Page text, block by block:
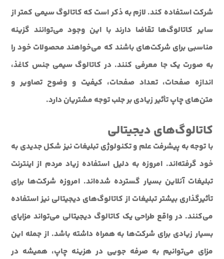
شرکت استفاده کند. لازم به ذکر است که کاتالوگ سیمی کمتر از
سایر کاتالوگ‌ها تقاضا دارند با این وجود می‌توانند گزینه
مناسبی برای شرکت‌های باشند که می‌خواهند محصولات خود را
به صورت یک جا معرفی کنند. در کاتالوگ سیمی جنس کاغذ،
اندازه صفحات، تعداد صفحات، کیفیت و وضوح تصاویر و
متن‌های چاپ تأثیر زیادی بر جلب توجه مشتریان دارد.
کاتالوگ‌های دیجیتالی
با توجه به پیشرفت علم و تکنولوژی تبلیغات نیز شکل جدیدی به
خود گرفته‌اند. امروزه به دلیل استفاده زیاد مردم از اینترنت
تبلیغات آنلاین بسیار گسترده شده‌اند. امروزه شرکت‌ها برای
تأثیرگذاری بیشتر تبلیغات از کاتالوگ‌های دیجیتالی نیز استفاده
می‌کنند. در واقع طراحی یک کاتالوگ دیجیتالی می‌تواند مزایای
بسیار زیادی برای شرکت‌ها به همراه داشته باشد. از جمله این
مزای می‌توانیم به صرفه جویی در هزینه چاپ، همیشه در